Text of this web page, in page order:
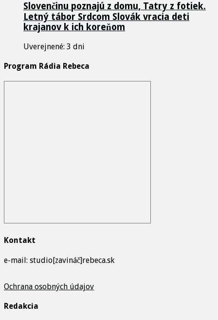
Slovenčinu poznajú z domu, Tatry z fotiek.
Letný tábor Srdcom Slovák vracia deti
krajanov k ich koreňom
Uverejnené: 3 dni
Program Rádia Rebeca
Kontakt
e-mail: studio[zavináč]rebeca.sk
Ochrana osobných údajov
Redakcia